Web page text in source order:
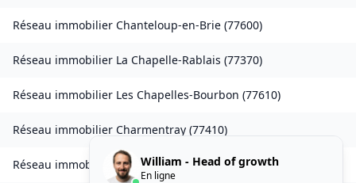
Réseau immobilier Chanteloup-en-Brie (77600)
Réseau immobilier La Chapelle-Rablais (77370)
Réseau immobilier Les Chapelles-Bourbon (77610)
Réseau immobilier Charmentray (77410)
Réseau immobilierCharny(77410 )
William - Head of growth
En ligne